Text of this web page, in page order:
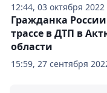
12:44, 03 октября 2022
15:59, 27 сентября
Гражданка
трассе в ДТП в
области